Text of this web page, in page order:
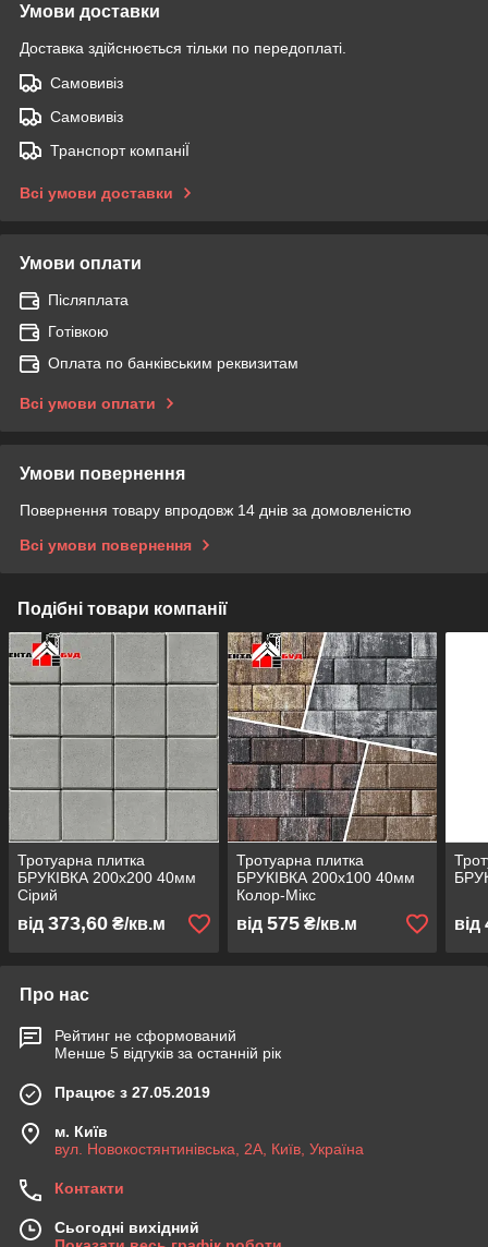
Умови доставки
Доставка здійснюється тільки по передоплаті.
Самовивіз
Самовивіз
Транспорт компаніЇ
Всі умови доставки
Умови оплати
Післяплата
Готівкою
Оплата по банківським реквизитам
Всі умови оплати
Умови повернення
Повернення товару впродовж 14 днів за домовленістю
Всі умови повернення
Подібні товари компанії
Тротуарна плитка
БРУКІВКА 200х200 40мм
Сірий
від 373,60 ₴/кв.м
Тротуарна плитка
БРУКІВКА 200х100 40мм
Колор-Мікс
від 575₴/кв.м від
Про нас
Рейтинг не сформований
Менше 5 відгуків за останній рік
Працює з 27.05.2019
м. Київ
вул. Новокостянтинівська, 2А, Київ, Україна
Контакти
Сьогодні вихідний